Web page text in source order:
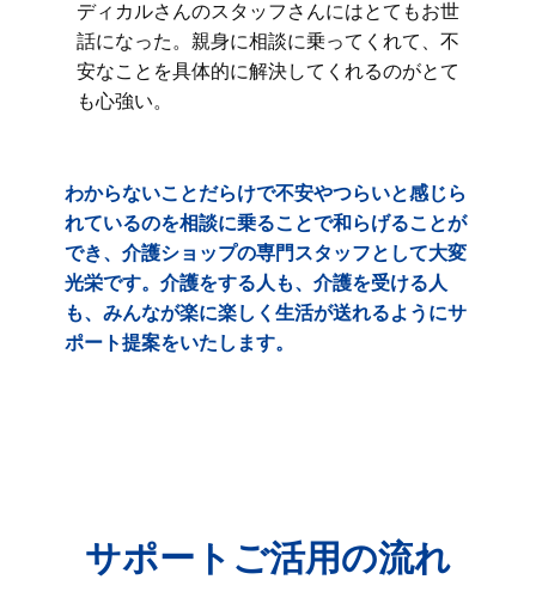
ディカルさんのスタッフさんにはとてもお世
話になった。親身に相談に乗ってくれて、不
安なことを具体的に解決してくれるのがとて
も心強い。
わからないことだらけで不安やつらいと感じら
れているのを相談に乗ることで和らげることが
でき、介護ショップの専門スタッフとして大変
光栄です。介護をする人も、介護を受ける人
も、みんなが楽に楽しく生活が送れるようにサ
ポート提案をいたします。
サポートご活用の流れ